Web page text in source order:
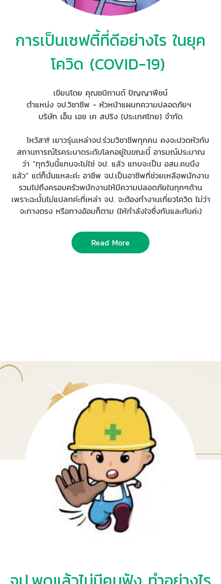
การเป็นเซฟตี้ที่ดีอย่างไร ในยุค
โควิด (COVID-19)
เขียนโดย คุณชนิกานต์ ปัญญาพืชน์
ตำแหน่ง จป.วิชาชีพ - หัวหน้าแผนกความปลอดภัยฯ
บริษัท เอ็น เอช เค สปริง (ประเทศไทย) จำกัด
ไหว้สา!! เยาวรุ่นเหล่าจป.ร่วมวิชาชีพทุกคน คงจะปวดหัวกับ
สถานการณ์โรคระบาดระดับโลกอยู่ในขณะนี้ อารมณ์ประมาณ
ว่า “ทุกวันนี้แทบจะไม่ใช่ จป. แล้ว แทบจะเป็น อสม.คนนึง
แล้ว” แต่ก็นั่นแหละค่ะ อาชีพ จป.เป็นอาชีพที่ช่วยเหลือพนักงาน
รวมไปถึงครอบครัวพนักงานให้มีความปลอดภัยในทุกๆด้าน
เพราะฉะนั้นไม่แปลกค่ะที่เหล่า จป. จะต้องทำงานเกี่ยวโควิด ไม่ว่า
จะทางตรง หรือทางอ้อมก็ตาม (ให้กำลังใจซึ่งกันและกันค่ะ)
Read More